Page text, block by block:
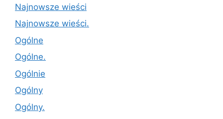
Najnowsze wieści
Najnowsze wieści.
Ogólne
Ogólne.
Ogólnie
Ogólny
Ogólny.